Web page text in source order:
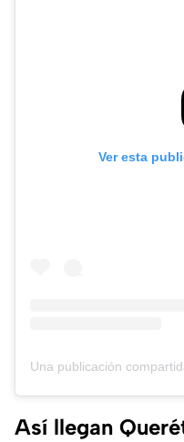
Ver esta
Así llegan